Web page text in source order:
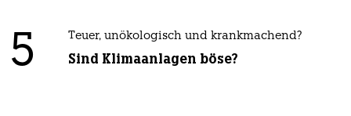
5 Teuer, unökologisch und krankmachend?
Sind Klimaanlagen böse?